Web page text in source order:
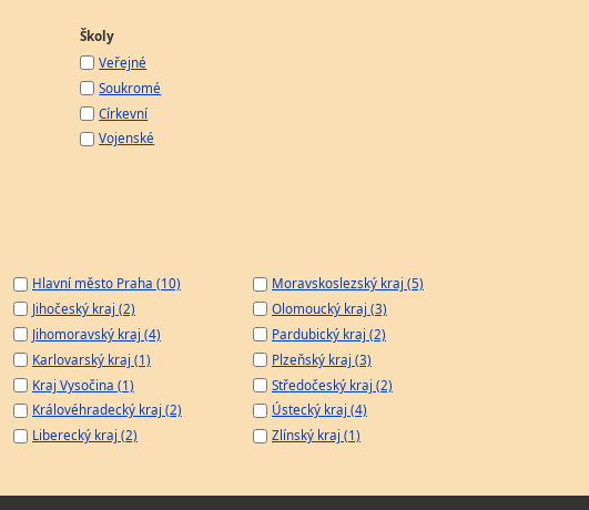
Školy
Veřejné
Soukromé
Církevní
Vojenské
Hlavní město Praha (10)
Jihočeský kraj (2)
Jihomoravský kraj (4)
Karlovarský kraj (1)
Kraj Vysočina (1)
Královéhradecký kraj (2)
Liberecký kraj (2)
Moravskoslezský kraj (5)
Olomoucký kraj (3)
Pardubický kraj (2)
Plzeňský kraj (3)
Středočeský kraj (2)
Ústecký kraj (4)
Zlínský kraj (1)